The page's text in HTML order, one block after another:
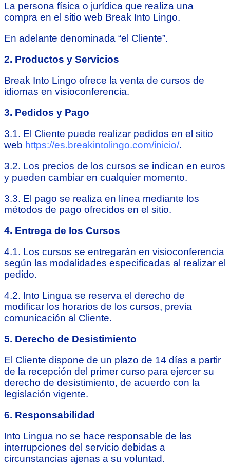
La persona física o jurídica que realiza una
compra en el sitio web Break Into Lingo.
En adelante denominada “el Cliente”.
2. Productos y Servicios
Break Into Lingo ofrece la venta de cursos de
idiomas en visioconferencia.
3. Pedidos y Pago
3.1. El Cliente puede realizar pedidos en el sitio
web https://es.breakintolingo.com/inicio/.
3.2. Los precios de los cursos se indican en euros
y pueden cambiar en cualquier momento.
3.3. El pago se realiza en línea mediante los
métodos de pago ofrecidos en el sitio.
4. Entrega de los Cursos
4.1. Los cursos se entregarán en visioconferencia
según las modalidades especificadas al realizar el
pedido.
4.2. Into Lingua se reserva el derecho de
modificar los horarios de los cursos, previa
comunicación al Cliente.
5. Derecho de Desistimiento
El Cliente dispone de un plazo de 14 días a partir
de la recepción del primer curso para ejercer su
derecho de desistimiento, de acuerdo con la
legislación vigente.
6. Responsabilidad
Into Lingua no se hace responsable de las
interrupciones del servicio debidas a
circunstancias ajenas a su voluntad.